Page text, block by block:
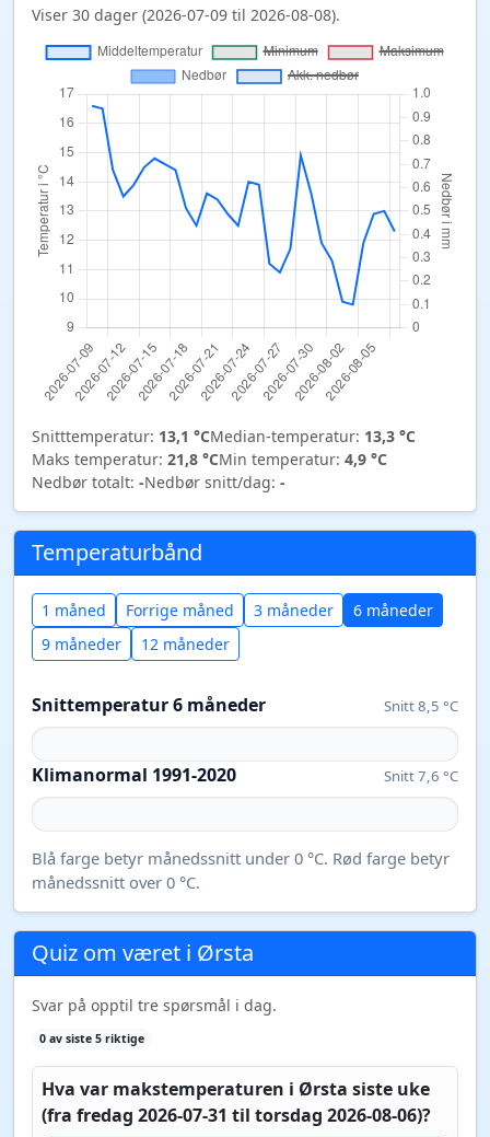
Viser 30 dager (2026-07-09 til 2026-08-08).
Snitttemperatur: 13,1 °CMedian-temperatur: 13,3 °C
Maks temperatur: 21,8 °CMin temperatur: 4,9 °C
Nedbør totalt: -Nedbør snitt/dag: -
Temperaturbånd
1 måned Forrige måned 3 måneder
6 måneder
9 måneder
12 måneder
Snittemperatur 6 måneder Snitt 8,5 °C
Klimanormal 1991-2020 Snitt 7,6 °C
Blå farge betyr månedssnitt under 0 °C. Rød farge betyr
månedssnitt over 0 °C.
Quiz om været i Ørsta
Svar på opptil tre spørsmål i dag.
0 av siste 5 riktige
Hva var makstemperaturen i Ørsta siste uke
(fra fredag 2026-07-31 til torsdag 2026-08-06)?